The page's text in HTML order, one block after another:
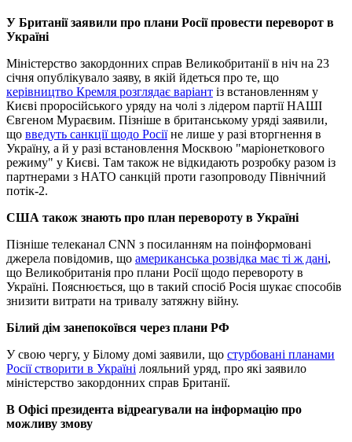
У Британії заявили про плани Росії провести переворот в
Україні
Міністерство закордонних справ Великобританії в ніч на 23
січня опублікувало заяву, в якій йдеться про те, що
керівництво Кремля розглядає варіант із встановленням у
Києві проросійського уряду на чолі з лідером партії НАШІ
Євгеном Мураєвим. Пізніше в британському уряді заявили,
що введуть санкції щодо Росіїне лише у разі вторгнення в
Україну, а й у разі встановлення Москвою "маріонеткового
режиму" у Києві. Там також не відкидають розробку разом із
партнерами з НАТО санкцій проти газопроводу Північний
потік-2.
США також знають про план перевороту в Україні
Пізніше телеканал CNN з посиланням на поінформовані
джерела повідомив, що американська розвідка має ті ж дані,
що Великобританія про плани Росії щодо перевороту в
Україні. Пояснюється, що в такий спосіб Росія шукає способів
знизити витрати на тривалу затяжну війну.
Білий дім занепокоївся через плани РФ
У свою чергу, у Білому домі заявили, що стурбовані планами
Росії створити в Україні лояльний уряд, про які заявило
міністерство закордонних справ Британії.
В Офісі президента відреагували на інформацію про
можливу змову